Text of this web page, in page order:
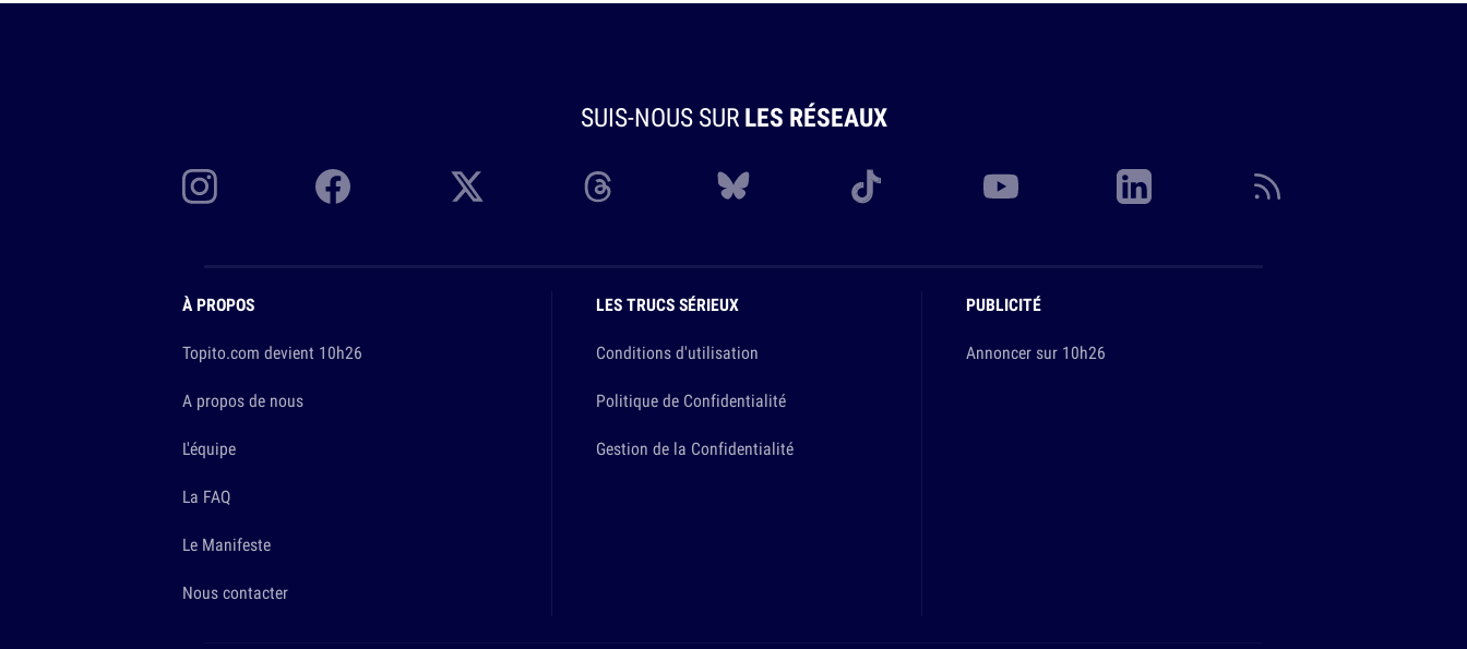
SUIS-NOUS SURLES RÉSEAUX
À PROPOS
Topito.com devient 10h26
A propos de nous
L'équipe
La FAQ
Le Manifeste
Nous contacter
LES TRUCS SÉRIEUX
Conditions d'utilisation
Politique de Confidentialité
Gestion de la Confidentialité
PUBLICITÉ
Annoncer sur 10h26